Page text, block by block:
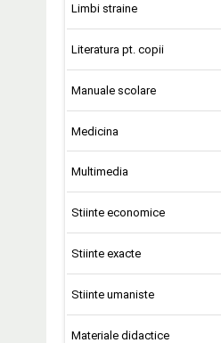
Limbi straine
Literatura pt. copii
Manuale scolare
Medicina
Multimedia
Stiinte economice
Stiinte exacte
Stiinte umaniste
Materiale didactice